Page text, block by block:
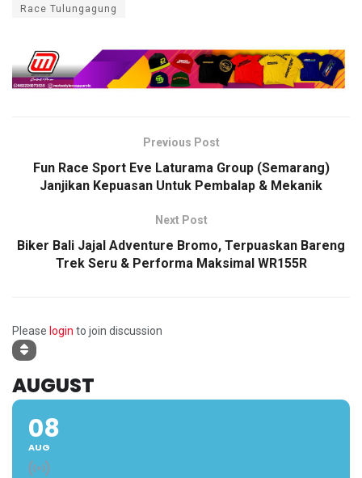
Race Tulungagung
Previous Post
Fun Race Sport Eve Laturama Group (Semarang)
Janjikan Kepuasan Untuk Pembalap & Mekanik
Next Post
Biker Bali Jajal Adventure Bromo, Terpuaskan Bareng
Trek Seru & Performa Maksimal WR155R
Please login to join discussion
AUGUST
08
AUG